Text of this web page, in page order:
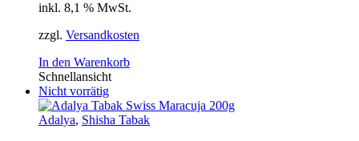
inkl. 8,1 % MwSt.
zzgl. Versandkosten
In den Warenkorb
Schnellansicht
Nicht vorrätig
Adalya, Shisha Tabak